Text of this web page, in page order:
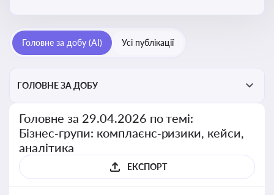
Головне за добу (AI) Усі публікації
ГОЛОВНЕ ЗА ДОБУ
Головне за 29.04.2026 по темі:
Бізнес‑групи: комплаєнс‑ризики, кейси,
аналітика
ЕКСПОРТ